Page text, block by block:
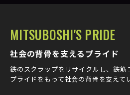
MITSUBOSHI'S PRIDE
社会の背骨を支えるプライド
鉄のスクラップをリサイクルし、鉄筋
プライドをもって社会の背骨を支えて